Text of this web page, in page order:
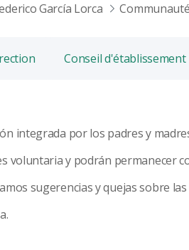
García Lorca
Conseil d'établissement
integrada por los padres y
voluntaria y podrán permanecer
sugerencias y quejas sobre